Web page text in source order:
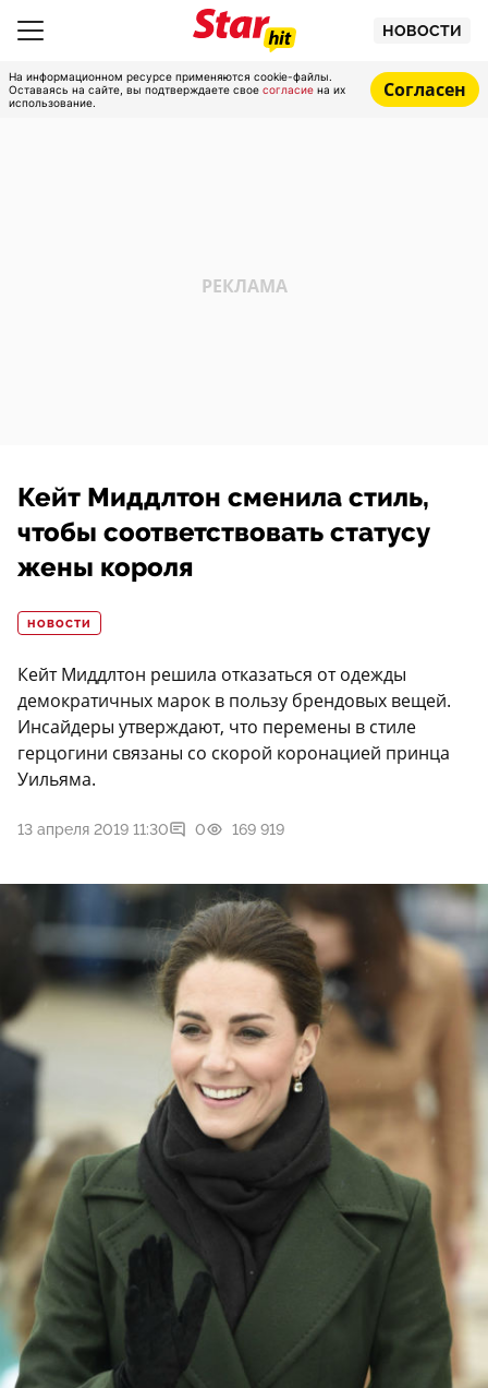
НОВОСТИ
На информационном ресурсе применяются cookie-файлы.
Оставаясь на сайте, вы подтверждаете свое согласие на их
использование.
Согласен
Кейт Миддлтон сменила стиль,
чтобы соответствовать статусу
жены короля
НОВОСТИ
Кейт Миддлтон решила отказаться от одежды
демократичных марок в пользу брендовых вещей.
Инсайдеры утверждают, что перемены в стиле
герцогини связаны со скорой коронацией принца
Уильяма.
13 апреля 2019 11:30 0 169 919